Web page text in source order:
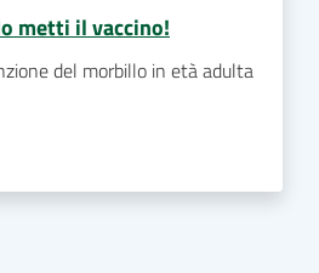
metti il vaccino!
del morbillo in età adulta